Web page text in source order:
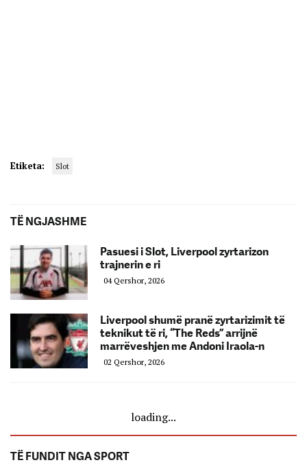
Etiketa: Slot
TË NGJASHME
Pasuesi i Slot, Liverpool zyrtarizon
trajnerin e ri
04 Qershor, 2026
Liverpool shumë pranë zyrtarizimit të
teknikut të ri, “The Reds” arrijnë
marrëveshjen me Andoni Iraola-n
02 Qershor, 2026
loading...
TË FUNDIT NGA SPORT